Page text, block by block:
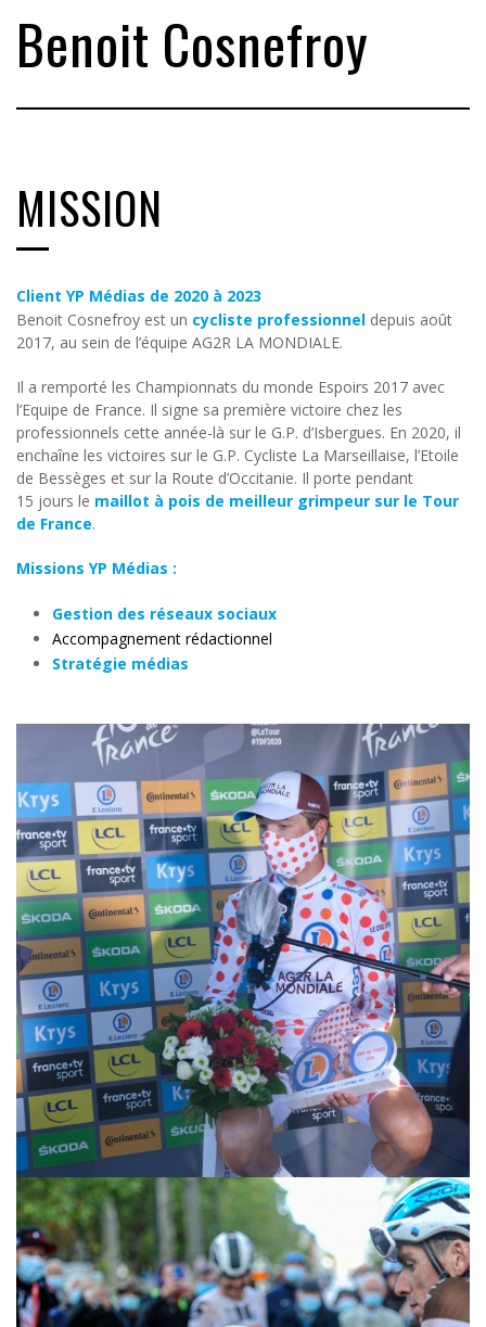
Benoit Cosnefroy
MISSION
Client YP Médias de 2020 à 2023
Benoit Cosnefroy est un cycliste professionnel depuis août
2017, au sein de l’équipe AG2R LA MONDIALE.
Il a remporté les Championnats du monde Espoirs 2017 avec
l’Equipe de France. Il signe sa première victoire chez les
professionnels cette année-là sur le G.P. d’Isbergues. En 2020, il
enchaîne les victoires sur le G.P. Cycliste La Marseillaise, l’Etoile
de Bessèges et sur la Route d’Occitanie. Il porte pendant
15 jours le maillot à pois de meilleur grimpeur sur le Tour
de France.
Missions YP Médias :
Gestion des réseaux sociaux
Accompagnement rédactionnel
Stratégie médias